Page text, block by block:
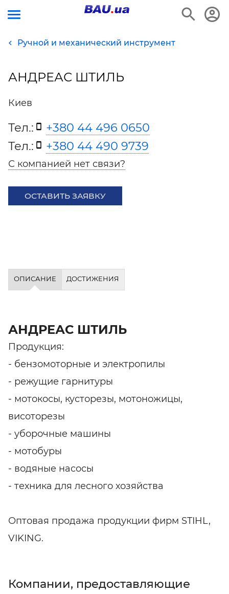
Ручной и механический инструмент
АНДРЕАС ШТИЛЬ
Киев
Тел.:
+380 44 496 0650
Тел.:
+380 44 490 9739
С компанией нет связи?
ОСТАВИТЬ ЗАЯВКУ
ОПИСАНИЕ ДОСТИЖЕНИЯ
АНДРЕАС ШТИЛЬ
Продукция:
- бензомоторные и электропилы
- режущие гарнитуры
- мотокосы, кусторезы, мотоножицы,
висоторезы
- уборочные машины
- мотобуры
- водяные насосы
- техника для лесного хозяйства
Оптовая продажа продукции фирм STIHL,
VIKING.
Компании, предоставляющие